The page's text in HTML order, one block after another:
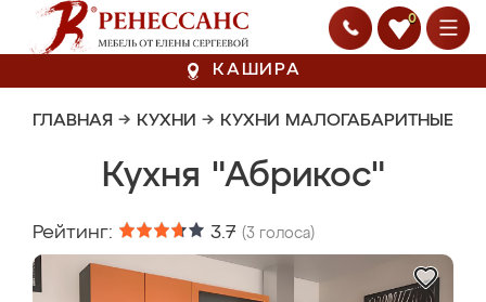
0
КАШИРА
ГЛАВНАЯ → КУХНИ → КУХНИ МАЛОГАБАРИТНЫЕ
Кухня "Абрикос"
Рейтинг: 3.7 (3 голоса)